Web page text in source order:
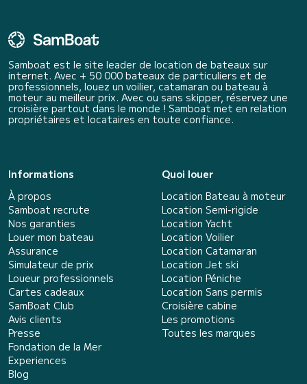
Samboat est le site leader de location de bateaux sur
internet. Avec + 50 000 bateaux de particuliers et de
professionnels, louez un voilier, catamaran ou bateau à
moteur au meilleur prix. Avec ou sans skipper, réservez une
croisière partout dans le monde ! Samboat met en relation
propriétaires et locataires en toute confiance.
Informations
À propos
Samboat recrute
Nos garanties
Louer mon bateau
Assurance
Simulateur de prix
Loueur professionnels
Cartes cadeaux
SamBoat Club
Avis clients
Presse
Fondation de la Mer
Experiences
Blog
Quoi louer
Location Bateau à moteur
Location Semi-rigide
Location Yacht
Location Voilier
Location Catamaran
Location Jet ski
Location Péniche
Location Sans permis
Croisière cabine
Les promotions
Toutes les marques